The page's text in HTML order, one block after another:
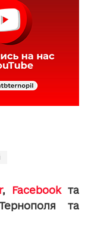
, Facebookта
та